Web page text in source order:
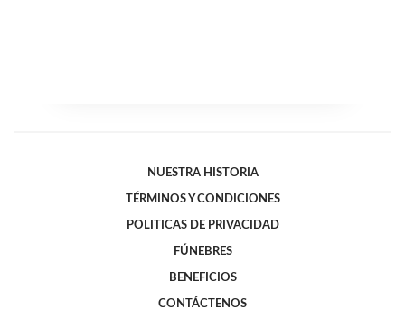
NUESTRA HISTORIA
TÉRMINOS Y CONDICIONES
POLITICAS DE PRIVACIDAD
FÚNEBRES
BENEFICIOS
CONTÁCTENOS